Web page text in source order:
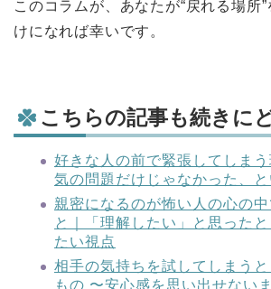
このコラムが、あなたが“戻れる場所
けになれば幸いです。
こちらの記事も続きに
好きな人の前で緊張してしま
気の問題だけじゃなかった、
親密になるのが怖い人の心の
と｜「理解したい」と思った
たい視点
相手の気持ちを試してしまう
もの 〜安心感を思い出せない